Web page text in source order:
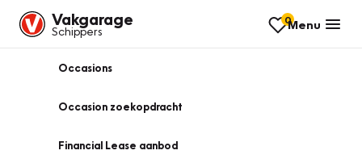
Vakgarage
Schippers
0Menu
Occasions
Occasion zoekopdracht
Financial Lease aanbod